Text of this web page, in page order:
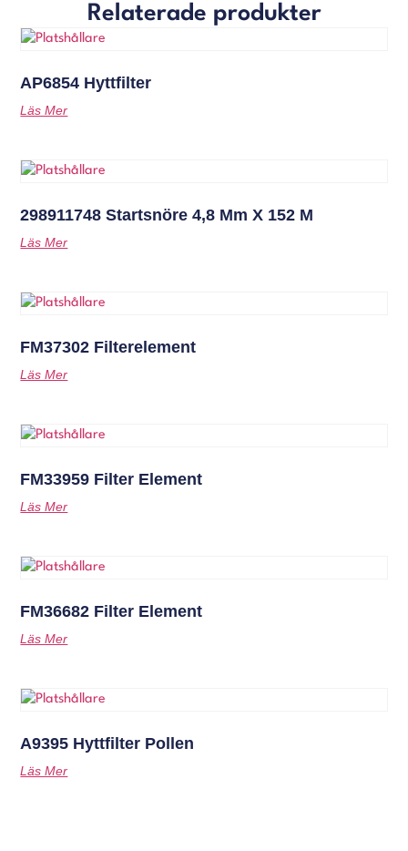
Relaterade produkter
AP6854 Hyttfilter
Läs Mer
298911748 Startsnöre 4,8 Mm X 152 M
Läs Mer
FM37302 Filterelement
Läs Mer
FM33959 Filter Element
Läs Mer
FM36682 Filter Element
Läs Mer
A9395 Hyttfilter Pollen
Läs Mer